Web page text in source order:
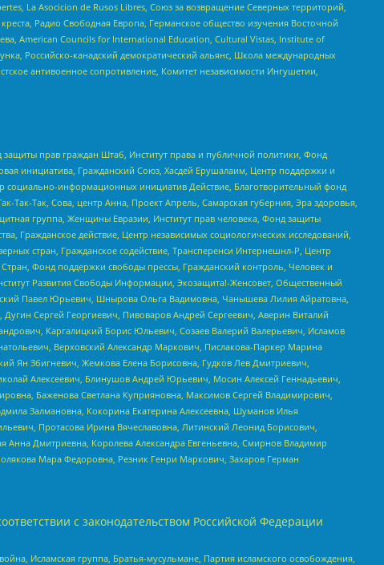
La Asocicion de Rusos Libres, Союз за возвращение Северных территорий,
Радио Свободная Европа, Германское общество изучения Восточной
American Councils for International Education, Cultural Vistas, Institute of
Российско-канадский демократический альянс, Школа международных
антивоенное сопротивление, Комитет независимости Ингушетии,
прав граждан Штаб, Институт права и публичной политики, Фонд
инициатива, Гражданский Союз, Хасдей Ерушалаим, Центр поддержки и
социально-информационных инициатив Действие, Благотворительный фонд
Так, Сова, центр Анна, Проект Апрель, Самарская губерния, Эра здоровья,
группа, Женщины Евразии, Институт прав человека, Фонд защиты
Гражданское действие, Центр независимых социологических исследований,
стран, Гражданское содействие, Трансперенси Интернешнл-Р, Центр
Фонд поддержки свободы прессы, Гражданский контроль, Человек и
Развития Свободы Информации, Экозащита!-Женсовет, Общественный
Павел Юрьевич, Шнырова Ольга Вадимовна, Чанышева Лилия Айратовна,
Сергей Георгиевич, Пивоваров Андрей Сергеевич, Аверин Виталий
Каргалицкий Борис Юльевич, Созаев Валерий Валерьевич, Исламов
Верховский Александр Маркович, Пислакова-Паркер Марина
Ян Збигневич, Жемкова Елена Борисовна, Гудков Лев Дмитриевич,
Алексеевич, Блинушов Андрей Юрьевич, Мосин Алексей Геннадьевич,
Баженова Светлана Куприяновна, Максимов Сергей Владимирович,
Залмановна, Кокорина Екатерина Алексеевна, Шуманов Илья
Протасова Ирина Вячеславовна, Литинский Леонид Борисович,
Дмитриевна, Королева Александра Евгеньевна, Смирнов Владимир
Мара Федоровна, Резник Генри Маркович, Захаров Герман
с законодательством Российской Федерации
Исламская группа, Братья-мусульмане, Партия исламского освобождения,